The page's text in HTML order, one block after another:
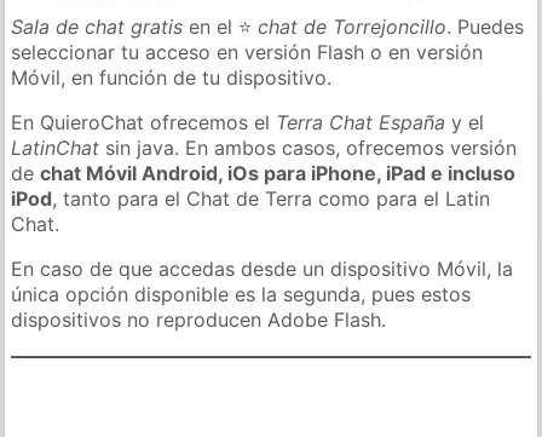
Sala de chat gratis en el ⭐chat de Torrejoncillo. Puedes
seleccionar tu acceso en versión Flash o en versión
Móvil, en función de tu dispositivo.
En QuieroChat ofrecemos el Terra Chat España y el
LatinChat sin java. En ambos casos, ofrecemos versión
dechat Móvil Android, iOs para iPhone, iPad e incluso
iPod, tanto para el Chat de Terra como para el Latin
Chat.
En caso de que accedas desde un dispositivo Móvil, la
única opción disponible es la segunda, pues estos
dispositivos no reproducen Adobe Flash.